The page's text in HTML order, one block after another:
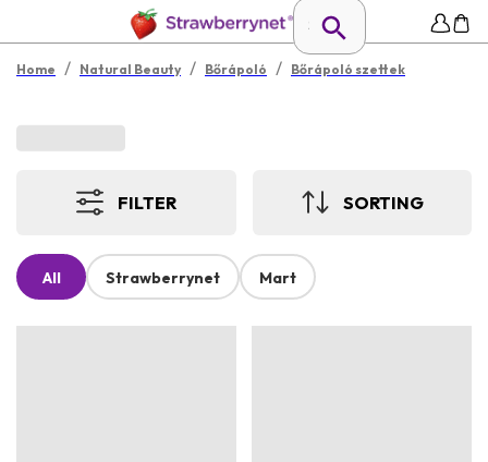
Home / Natural Beauty / Bőrápoló / Bőrápoló szettek
FILTER SORTING
All Strawberrynet Mart